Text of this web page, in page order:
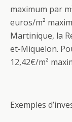
maximum par
euros/m²
Martinique, la
et-Miquelon.
12,42€/m²
Exemples